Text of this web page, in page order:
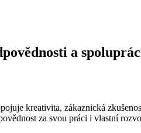
a
kreativita, zákaznická
za svou práci i vlastní